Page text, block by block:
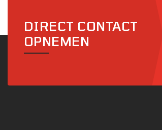
DIRECT CONTACT
OPNEMEN